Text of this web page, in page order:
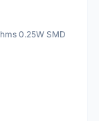
0.25W SMD